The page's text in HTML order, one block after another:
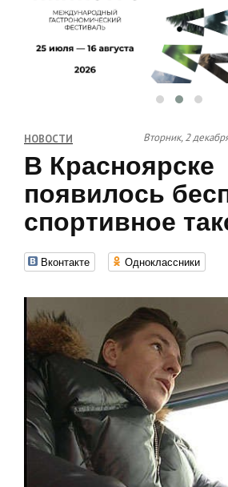
НОВОСТИ Вторник, 2
В Красноярске
появилось
спортивное
Вконтакте Одноклассники